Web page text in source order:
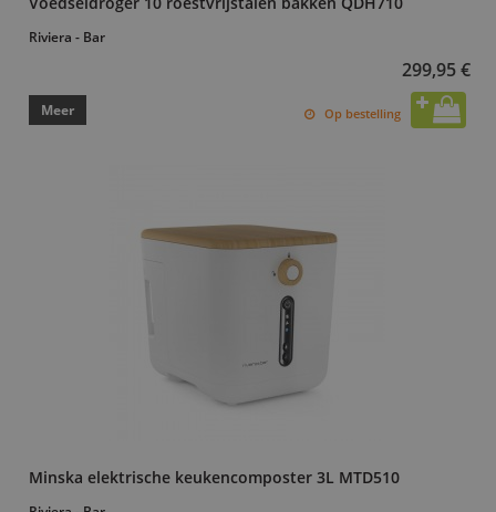
Riviera - Bar
299,95 €
Meer Op bestelling
Minska elektrische keukencomposter 3L MTD510